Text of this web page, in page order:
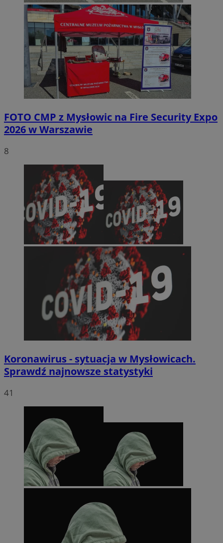
FOTO CMP z Mysłowic na Fire Security Expo
2026 w Warszawie
8
Koronawirus - sytuacja w Mysłowicach.
Sprawdź najnowsze statystyki
41